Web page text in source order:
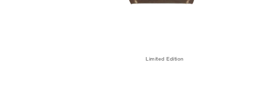
Limited Edition